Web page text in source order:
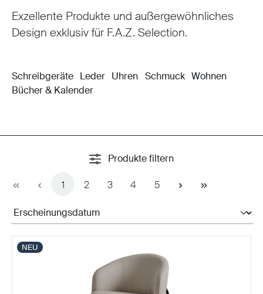
Exzellente Produkte und außergewöhnliches
Design exklusiv für F.A.Z. Selection.
Schreibgeräte Leder Uhren Schmuck Wohnen
Bücher & Kalender
Produkte filtern
Seite
1 Seite
2 Seite
3 Seite
4 Seite
5
NEU